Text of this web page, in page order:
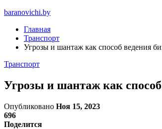
baranovichi.by
Главная
Транспорт
Угрозы и шантаж как способ ведения
Транспорт
Угрозы и шантаж как
Опубликовано Ноя 15, 2023
696
Поделится